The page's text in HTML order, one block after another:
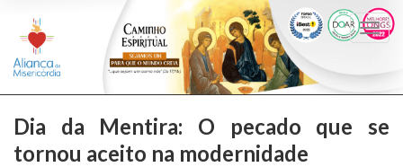
Dia da Mentira: O pecado que se
tornou aceito na modernidade